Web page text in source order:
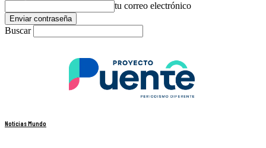
tu correo electrónico
Buscar
Noticias Mundo